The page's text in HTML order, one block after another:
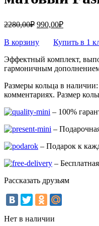
2280,00₽ 990,00₽
В корзину
Купить в 1
Эффектный комплект,
гармоничным дополнением
Размеры кольца в
комментариях. Размер
– 100%
–
– Подарок к
–
Рассказать друзьям
Нет в наличии